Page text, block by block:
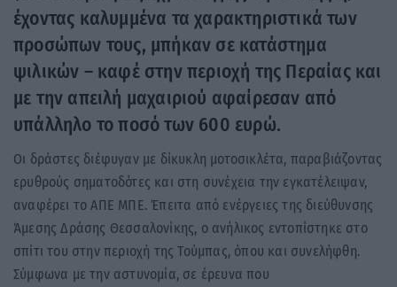
έχοντας καλυμμένα τα χαρακτηριστικά των
προσώπων τους, μπήκαν σε κατάστημα
ψιλικών – καφέ στην περιοχή της Περαίας και
με την απειλή μαχαιριού αφαίρεσαν από
υπάλληλο το ποσό των 600 ευρώ.
Οι δράστες διέφυγαν με δίκυκλη μοτοσικλέτα, παραβιάζοντας
ερυθρούς σηματοδότες και στη συνέχεια την εγκατέλειψαν,
αναφέρει το ΑΠΕ ΜΠΕ. Έπειτα από ενέργειες της διεύθυνσης
Άμεσης Δράσης Θεσσαλονίκης, ο ανήλικος εντοπίστηκε στο
σπίτι του στην περιοχή της Τούμπας, όπου και συνελήφθη.
Σύμφωνα με την αστυνομία, σε έρευνα που